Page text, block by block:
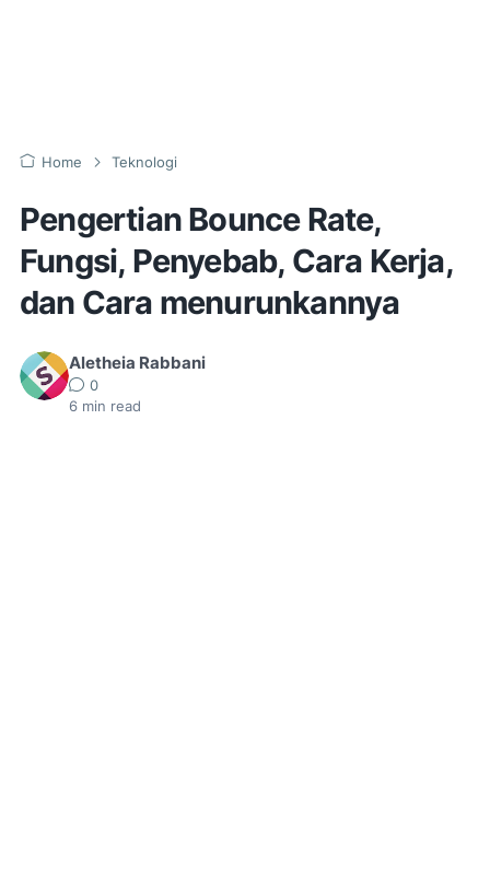
Home Teknologi
Pengertian Bounce Rate,
Fungsi, Penyebab, Cara Kerja,
dan Cara menurunkannya
Aletheia Rabbani
0
6 min read